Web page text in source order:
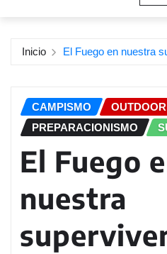
Inicio El Fuego en nuestra
CAMPISMO
OUTDOOR
PREPARACIONISMO
El Fuego
nuestra